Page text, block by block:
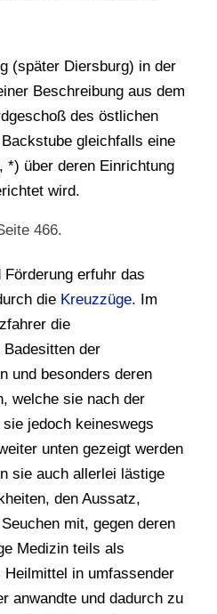
(später Diersburg) in der
Beschreibung aus dem
des östlichen
gleichfalls eine
*) über deren Einrichtung
wird.
466.
Förderung erfuhr das
die Kreuzzüge. Im
die
Badesitten der
und besonders deren
welche sie nach der
jedoch keineswegs
unten gezeigt werden
sie auch allerlei lästige
den Aussatz,
mit, gegen deren
Medizin teils als
in umfassender
anwandte und dadurch zu